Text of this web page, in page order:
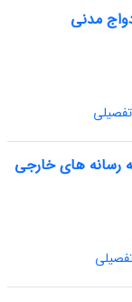
مدنی
رسانه های خارجی